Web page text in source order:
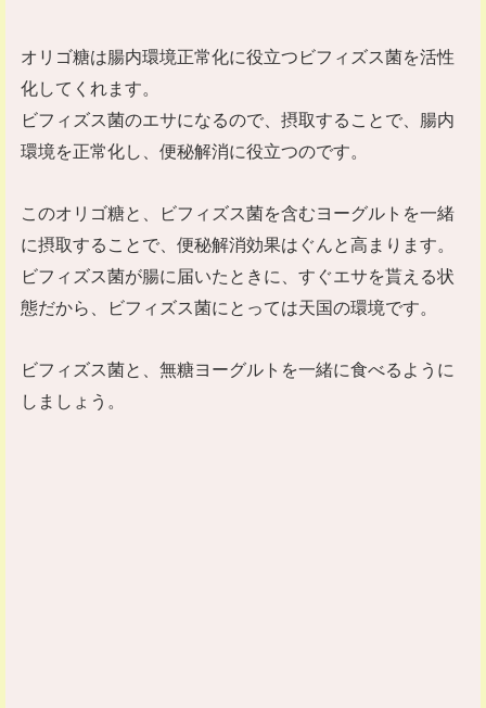
オリゴ糖は腸内環境正常化に役立つビフィズス菌を活性
化してくれます。
ビフィズス菌のエサになるので、摂取することで、腸内
環境を正常化し、便秘解消に役立つのです。
このオリゴ糖と、ビフィズス菌を含むヨーグルトを一緒
に摂取することで、便秘解消効果はぐんと高まります。
ビフィズス菌が腸に届いたときに、すぐエサを貰える状
態だから、ビフィズス菌にとっては天国の環境です。
ビフィズス菌と、無糖ヨーグルトを一緒に食べるように
しましょう。